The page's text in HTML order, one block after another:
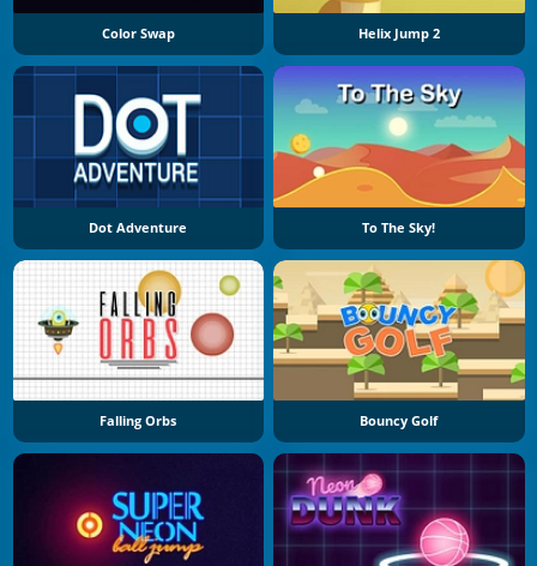
Color Swap Helix Jump 2
Dot Adventure To The Sky!
Falling Orbs Bouncy Golf